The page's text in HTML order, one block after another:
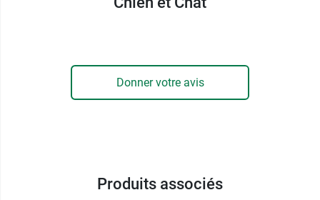
petit compagnon. Le shampoing poils longs
chien chat Biocanina, laisse le poil de votre
Démêlant Chien et Chat
Donner votre avis
Produits associés